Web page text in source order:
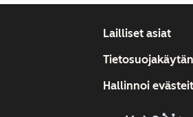
Lailliset asiat
Hallinnoi